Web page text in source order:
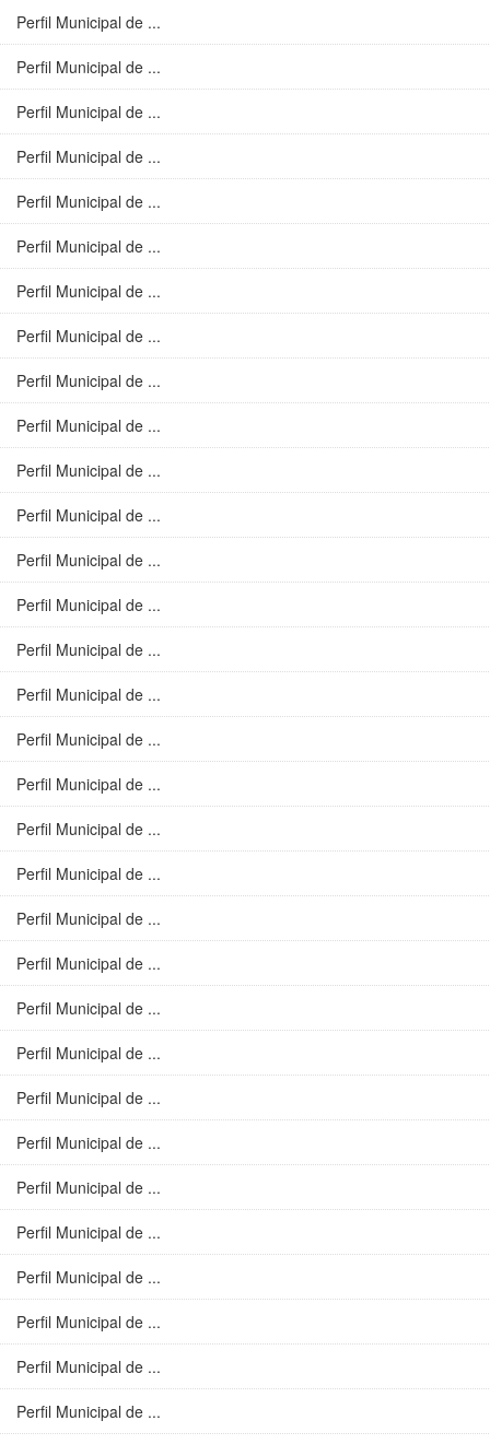
Perfil Municipal de ...
Perfil Municipal de ...
Perfil Municipal de ...
Perfil Municipal de ...
Perfil Municipal de ...
Perfil Municipal de ...
Perfil Municipal de ...
Perfil Municipal de ...
Perfil Municipal de ...
Perfil Municipal de ...
Perfil Municipal de ...
Perfil Municipal de ...
Perfil Municipal de ...
Perfil Municipal de ...
Perfil Municipal de ...
Perfil Municipal de ...
Perfil Municipal de ...
Perfil Municipal de ...
Perfil Municipal de ...
Perfil Municipal de ...
Perfil Municipal de ...
Perfil Municipal de ...
Perfil Municipal de ...
Perfil Municipal de ...
Perfil Municipal de ...
Perfil Municipal de ...
Perfil Municipal de ...
Perfil Municipal de ...
Perfil Municipal de ...
Perfil Municipal de ...
Perfil Municipal de ...
Perfil Municipal de ...